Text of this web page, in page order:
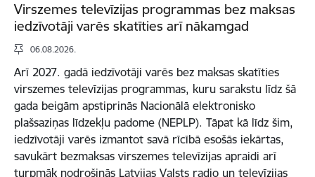
Virszemes televīzijas programmas bez maksas
iedzīvotāji varēs skatīties arī nākamgad
06.08.2026.
Arī 2027. gadā iedzīvotāji varēs bez maksas skatīties
virszemes televīzijas programmas, kuru sarakstu līdz šā
gada beigām apstiprinās Nacionālā elektronisko
plašsaziņas līdzekļu padome (NEPLP). Tāpat kā līdz šim,
iedzīvotāji varēs izmantot savā rīcībā esošās iekārtas,
savukārt bezmaksas virszemes televīzijas apraidi arī
turpmāk nodrošinās Latvijas Valsts radio un televīzijas